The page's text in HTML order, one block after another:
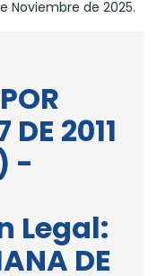
Noviembre de 2025.
2011
-
Legal:
DE